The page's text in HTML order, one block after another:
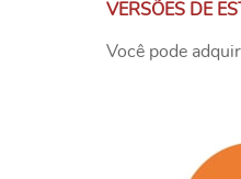
VERSÕES DE
Você pode